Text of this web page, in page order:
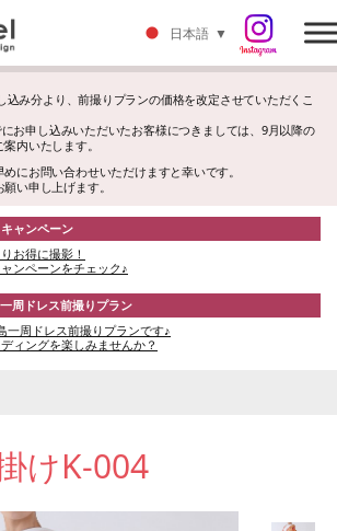
込み分より、前撮りプランの価格を改定させていただくこ
お申し込みいただいたお客様につきましては、9月以降の
内いたします。
にお問い合わせいただけますと幸いです。
い申し上げます。
ャンペーン
お得に撮影！
ンペーンをチェック♪
周ドレス前撮りプラン
一周ドレス前撮りプランです♪
ィングを楽しみませんか？
けK-004
日本語 ▼